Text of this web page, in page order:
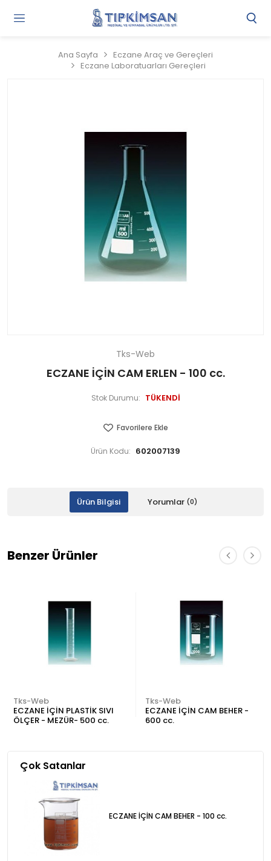
Ana Sayfa
Eczane Araç ve Gereçleri
Eczane Laboratuarları Gereçleri
Tks-Web
ECZANE İÇİN CAM ERLEN - 100 cc.
Stok Durumu: TÜKENDİ
Favorilere Ekle
Ürün Kodu: 602007139
Ürün Bilgisi Yorumlar (0)
Benzer Ürünler
Tks-Web
ECZANE İÇİN PLASTİK SIVI
ÖLÇER - MEZÜR- 500 cc.
Tks-Web
ECZANE İÇİN CAM BEHER -
600 cc.
Çok Satanlar
ECZANE İÇİN CAM BEHER - 100 cc.